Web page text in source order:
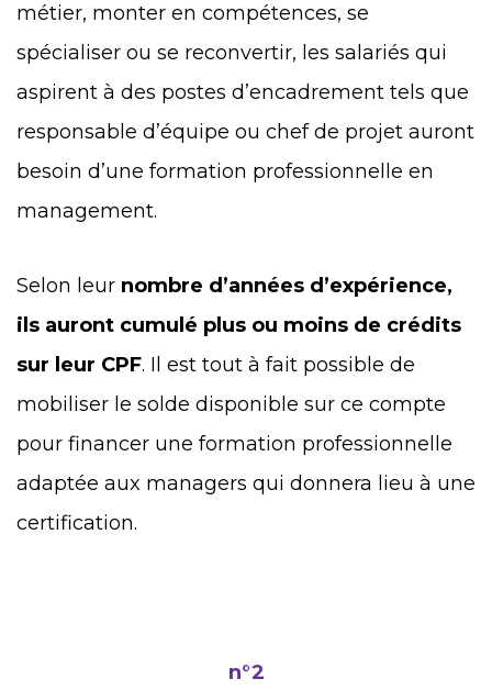
métier, monter en compétences, se
spécialiser ou se reconvertir, les salariés qui
aspirent à des postes d’encadrement tels que
responsable d’équipe ou chef de projet auront
besoin d’une formation professionnelle en
management.
Selon leur nombre d’années d’expérience,
ils auront cumulé plus ou moins de crédits
sur leur CPF. Il est tout à fait possible de
mobiliser le solde disponible sur ce compte
pour financer une formation professionnelle
adaptée aux managers qui donnera lieu à une
certification.
n°2